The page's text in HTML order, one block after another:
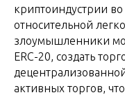
криптоиндустрии
относительной
злоумышленники
ERC-20, создать
активных торгов,